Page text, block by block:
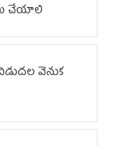
చేయాలి
వెనుక